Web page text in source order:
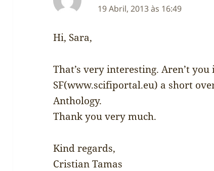
19 Abril, 2013 às 16:49
Hi, Sara,
That’s very interesting. Aren’t you
SF(www.scifiportal.eu) a short
Anthology.
Thank you very much.
Kind regards,
Cristian Tamas